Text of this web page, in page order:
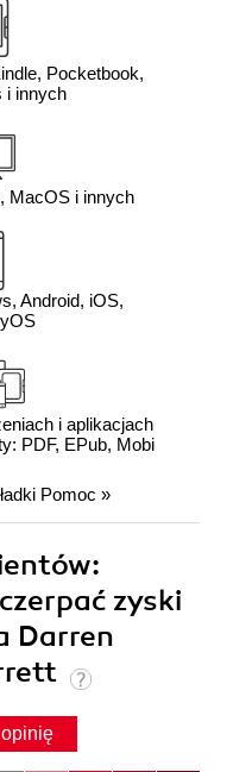
Pocketbook,
i innych
MacOS i innych
Android, iOS,
i aplikacjach
PDF, EPub, Mobi
Pomoc »
zyski
Darren